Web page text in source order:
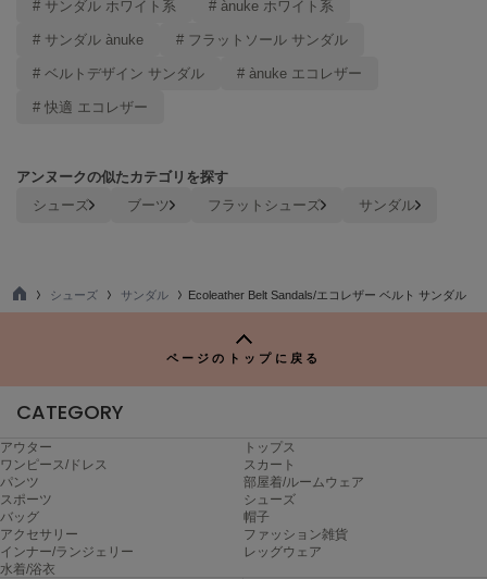
Onitsuka Tiger
ORGUE
オル
poláura
ポローラ
PUMA
プーマ
Reebok
リーボック
# サンダル ホワイト系 # ànuke ホワイト系
# サンダル ànuke # フラットソール サンダル
# ベルトデザイン サンダル # ànuke エコレザー
# 快適 エコレザー
アンヌークの似たカテゴリを探す
シューズ ブーツ フラットシューズ サンダル
TO
シューズ サンダル Ecoleather Belt Sandals/エコレザー ベルト サンダル
ページのトップに戻る
CATEGORY
アウター
トップス
ワンピース/ドレス
スカート
パンツ
部屋着/ルームウェア
スポーツ
シューズ
バッグ
帽子
アクセサリー
ファッション雑貨
インナー/ランジェリー
レッグウェア
水着/浴衣